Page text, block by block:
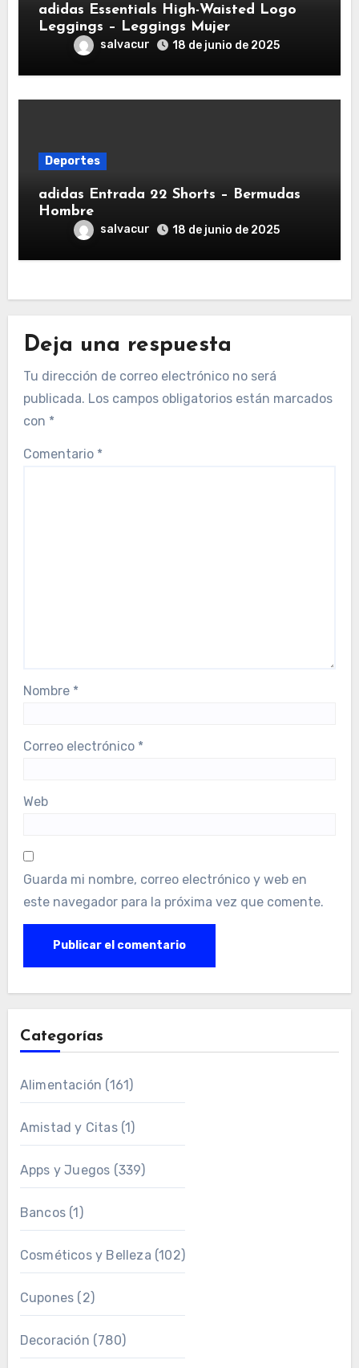
adidas Essentials High-Waisted Logo
Leggings – Leggings Mujer
salvacur 18 de junio de 2025
Deportes
adidas Entrada 22 Shorts – Bermudas
Hombre
salvacur 18 de junio de 2025
Deja una respuesta
Tu dirección de correo electrónico no será
publicada. Los campos obligatorios están marcados
con *
Comentario *
Nombre *
Correo electrónico *
Web
Guarda mi nombre, correo electrónico y web en
este navegador para la próxima vez que comente.
Categorías
Alimentación (161)
Amistad y Citas(1)
Apps y Juegos (339)
Bancos(1)
Cosméticos y Belleza (102)
Cupones (2)
Decoración (780)